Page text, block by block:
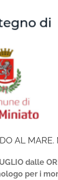
AL
dalle
per i